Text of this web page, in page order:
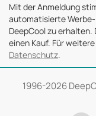
Mit der Anmeldung
automatisierte
DeepCool zu
einen Kauf. Für
Datenschutz.
1996-2026